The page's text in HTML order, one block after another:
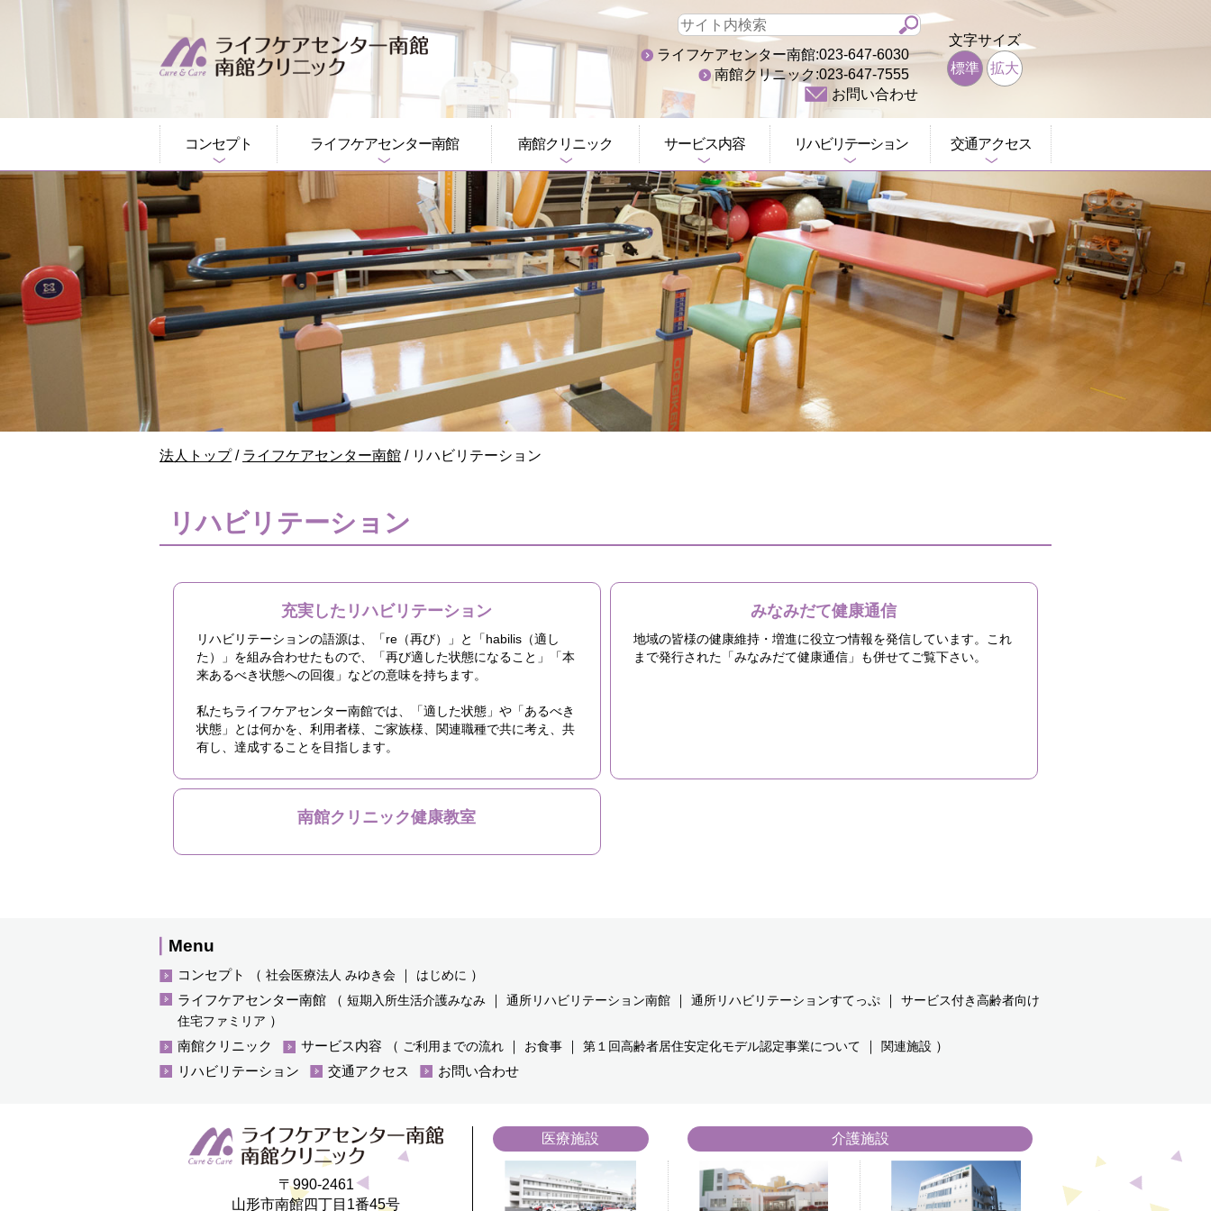
ライフケアセンター南館:023-647-6030
南館クリニック:023-647-7555
お問い合わせ
文字サイズ
標準
拡大
コンセプト ライフケアセンター南館 南館クリニック サービス内容 リハビリテーション 交通アクセス
現
置：
法人トップ/ ライフケアセンター南館 / リハビリテーション
リハビリテーション
充実したリハビリテーション
リハビリテーションの語源は、「re（再び）」と「habilis（適し
た）」を組み合わせたもので、「再び適した状態になること」「本
来あるべき状態への回復」などの意味を持ちます。
私たちライフケアセンター南館では、「適した状態」や「あるべき
状態」とは何かを、利用者様、ご家族様、関連職種で共に考え、共
有し、達成することを目指します。
みなみだて健康通信
地域の皆様の健康維持・増進に役立つ情報を発信しています。これ
まで発行された「みなみだて健康通信」も併せてご覧下さい。
南館クリニック健康教室
Menu
コンセプト （ 社会医療法人 みゆき会 ｜ はじめに ）
ライフケアセンター南館 （ 短期入所生活介護みなみ ｜ 通所リハビリテーション南館 ｜ 通所リハビリテーションすてっぷ ｜ サービス付き高齢者向け
住宅ファミリア ）
南館クリニック
サービス内容 （ ご利用までの流れ ｜ お食事 ｜ 第１回高齢者居住安定化モデル認定事業について ｜ 関連施設 ）
リハビリテーション
交通アクセス お問い合わせ
〒990-2461
山形市南館四丁目1番45号
医療施設 介護施設